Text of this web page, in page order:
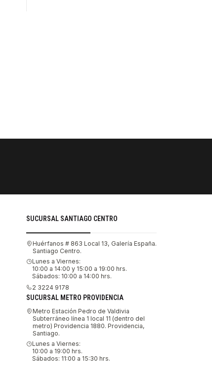
SUCURSAL SANTIAGO CENTRO
Huérfanos # 863 Local 13, Galería España.
Santiago Centro.
Lunes a Viernes:
10:00 a 14:00 y 15:00 a 19:00 hrs.
Sábados: 10:00 a 14:00 hrs.
2 3224 9178
SUCURSAL METRO PROVIDENCIA
Metro Estación Pedro de Valdivia
Subterráneo línea 1 local 11 (dentro del
metro) Providencia 1880. Providencia,
Santiago.
Lunes a Viernes:
10:00 a 19:00 hrs.
Sábados: 11:00 a 15:30 hrs.